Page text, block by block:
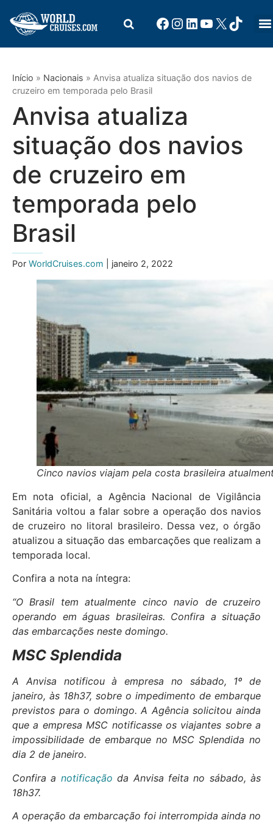
Início » Nacionais » Anvisa atualiza situação dos navios de
cruzeiro em temporada pelo Brasil
Anvisa atualiza
situação dos navios
de cruzeiro em
temporada pelo
Brasil
Por WorldCruises.com | janeiro 2, 2022
Cinco navios viajam pela costa brasileira
Em nota oficial, a Agência Nacional de Vigilância
Sanitária voltou a falar sobre a operação dos navios
de cruzeiro no litoral brasileiro. Dessa vez, o órgão
atualizou a situação das embarcações que realizam a
temporada local.
Confira a nota na íntegra:
“O Brasil tem atualmente cinco navio de cruzeiro
operando em águas brasileiras. Confira a situação
das embarcações neste domingo.
MSC Splendida
A Anvisa notificou à empresa no sábado, 1º de
janeiro, às 18h37, sobre o impedimento de embarque
previstos para o domingo. A Agência solicitou ainda
que a empresa MSC notificasse os viajantes sobre a
impossibilidade de embarque no MSC Splendida no
dia 2 de janeiro.
Confira a notificação da Anvisa feita no sábado, às
18h37.
A operação da embarcação foi interrompida ainda no